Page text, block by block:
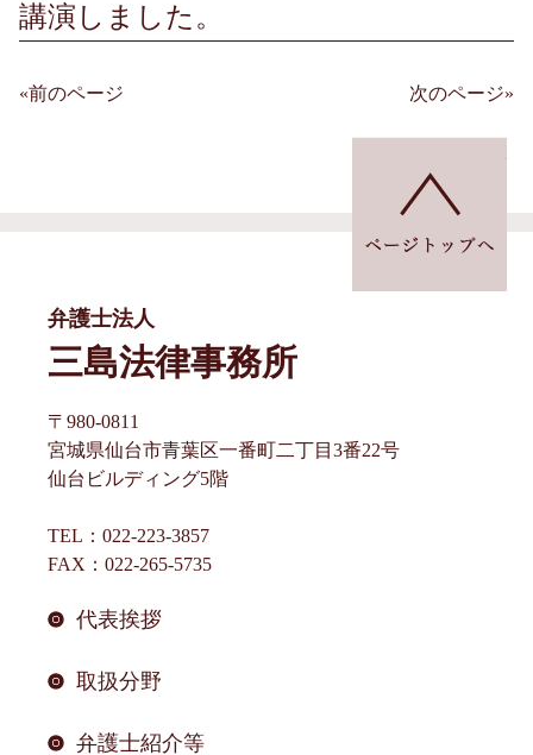
講演しました。
投
«前のページ 次のページ»
弁護士法人
三島法律事務所
〒980-0811
宮城県仙台市青葉区一番町二丁目3番22号
仙台ビルディング5階
TEL：022-223-3857
FAX：022-265-5735
代表挨拶
取扱分野
弁護士紹介等